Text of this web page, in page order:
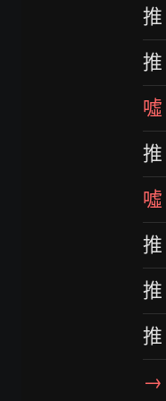
推
推
噓
推
噓
推
推
推
→